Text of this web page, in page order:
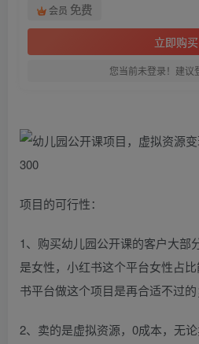
会员 免费
立即购买
您当前未登录！建议
项目的可行性：
1、购买幼儿园公开课的客户大部
是女性，小红书这个平台女性占
书平台做这个项目是再合适不过的
2、卖的是虚拟资源，0成本，无